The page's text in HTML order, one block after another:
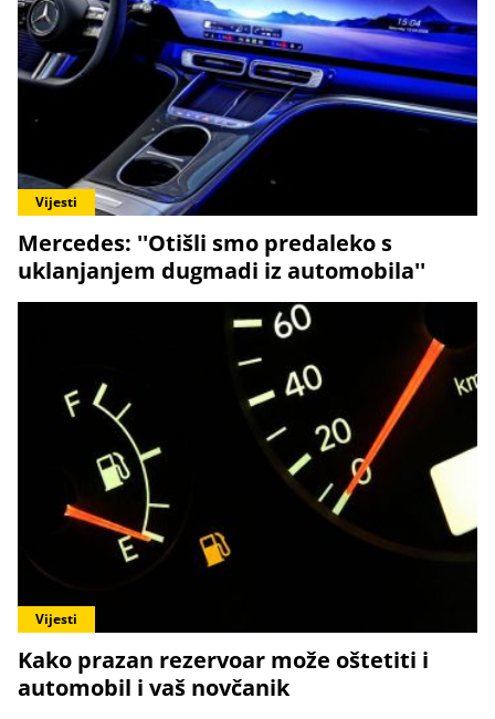
Vijesti
Mercedes: ''Otišli smo predaleko s
uklanjanjem dugmadi iz automobila''
Vijesti
Kako prazan rezervoar može oštetiti i
automobil i vaš novčanik